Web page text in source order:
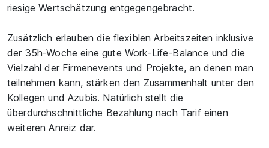
riesige Wertschätzung entgegengebracht.
Zusätzlich erlauben die flexiblen Arbeitszeiten inklusive
der 35h-Woche eine gute Work-Life-Balance und die
Vielzahl der Firmenevents und Projekte, an denen man
teilnehmen kann, stärken den Zusammenhalt unter den
Kollegen und Azubis. Natürlich stellt die
überdurchschnittliche Bezahlung nach Tarif einen
weiteren Anreiz dar.⁠